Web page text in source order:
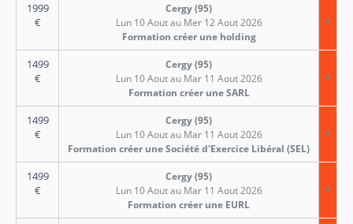
1999
€
Cergy (95)
Lun 10 Aout au Mer 12 Aout 2026
Formation créer une holding
1499
€
Cergy (95)
Lun 10 Aout au Mar 11 Aout 2026
Formation créer une SARL
1499
€
Cergy (95)
Lun 10 Aout au Mar 11 Aout 2026
Formation créer une Société d'Exercice Libéral (SEL)
1499
€
Cergy (95)
Lun 10 Aout au Mar 11 Aout 2026
Formation créer une EURL